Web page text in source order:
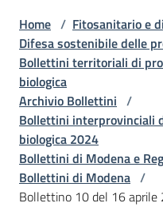
produzioni
Avversità
delle
piante
Sorveglianza
Home / Fitosanitario e
Difesa sostenibile delle
Bollettini territoriali di
biologica
Archivio Bollettini /
Bollettini interprovinciali
biologica 2024
Bollettini di Modena e
Bollettini di Modena /
Bollettino 10 del 16 aprile